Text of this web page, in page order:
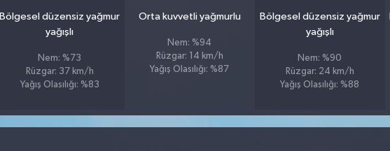
Bölgesel düzensiz yağmur
yağışlı
Nem: %73
Rüzgar: 37 km/h
Yağış Olasılığı: %83
Orta kuvvetli yağmurlu
Nem: %94
Rüzgar: 14 km/h
Yağış Olasılığı: %87
Bölgesel düzensiz yağmur
yağışlı
Nem: %90
Rüzgar: 24 km/h
Yağış Olasılığı: %88